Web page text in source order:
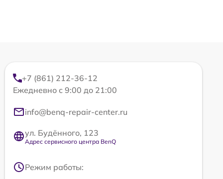
+7 (861) 212-36-12
Ежедневно с 9:00 до 21:00
info@benq-repair-center.ru
ул. Будённого, 123
Адрес сервисного центра BenQ
Режим работы: